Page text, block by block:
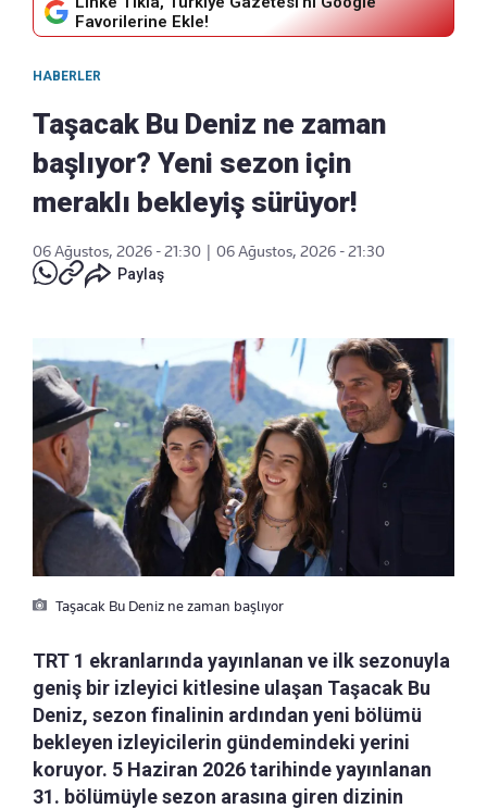
Favorilerine Ekle!
HABERLER
Taşacak Bu Deniz ne zaman
başlıyor? Yeni sezon için
meraklı bekleyiş sürüyor!
06 Ağustos, 2026 - 21:30
06 Ağustos, 2026 - 21:30
Paylaş
Taşacak Bu Deniz ne zaman başlıyor
TRT 1 ekranlarında yayınlanan ve ilk sezonuyla
geniş bir izleyici kitlesine ulaşan Taşacak Bu
Deniz, sezon finalinin ardından yeni bölümü
bekleyen izleyicilerin gündemindeki yerini
koruyor. 5 Haziran 2026 tarihinde yayınlanan
31. bölümüyle sezon arasına giren dizinin